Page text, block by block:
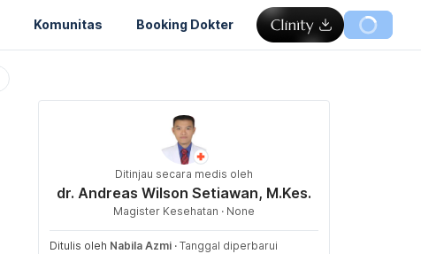
Komunitas Booking Dokter
Ditinjau secara medis oleh
dr. Andreas Wilson Setiawan, M.Kes.
Magister Kesehatan · None
Ditulis oleh Nabila Azmi · Tanggal diperbarui